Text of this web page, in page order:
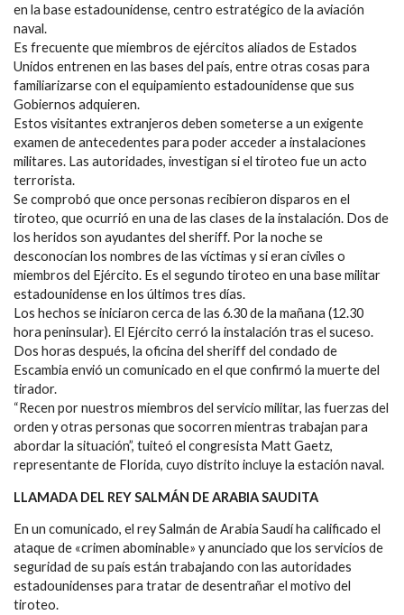
en la base estadounidense, centro estratégico de la aviación
naval.
Es frecuente que miembros de ejércitos aliados de Estados
Unidos entrenen en las bases del país, entre otras cosas para
familiarizarse con el equipamiento estadounidense que sus
Gobiernos adquieren.
Estos visitantes extranjeros deben someterse a un exigente
examen de antecedentes para poder acceder a instalaciones
militares. Las autoridades, investigan si el tiroteo fue un acto
terrorista.
Se comprobó que once personas recibieron disparos en el
tiroteo, que ocurrió en una de las clases de la instalación. Dos de
los heridos son ayudantes del sheriff. Por la noche se
desconocían los nombres de las víctimas y si eran civiles o
miembros del Ejército. Es el segundo tiroteo en una base militar
estadounidense en los últimos tres días.
Los hechos se iniciaron cerca de las 6.30 de la mañana (12.30
hora peninsular). El Ejército cerró la instalación tras el suceso.
Dos horas después, la oficina del sheriff del condado de
Escambia envió un comunicado en el que confirmó la muerte del
tirador.
“Recen por nuestros miembros del servicio militar, las fuerzas del
orden y otras personas que socorren mientras trabajan para
abordar la situación”, tuiteó el congresista Matt Gaetz,
representante de Florida, cuyo distrito incluye la estación naval.
LLAMADA DEL REY SALMÁN DE ARABIA SAUDITA
En un comunicado, el rey Salmán de Arabia Saudí ha calificado el
ataque de «crimen abominable» y anunciado que los servicios de
seguridad de su país están trabajando con las autoridades
estadounidenses para tratar de desentrañar el motivo del
tiroteo.